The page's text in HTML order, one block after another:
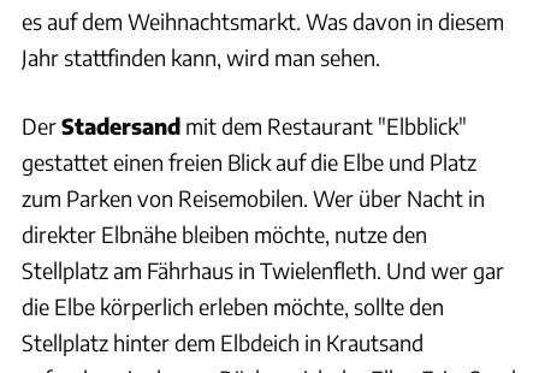
es auf dem Weihnachtsmarkt. Was davon in diesem
Jahr stattfinden kann, wird man sehen.
DerStadersand mit dem Restaurant "Elbblick"
gestattet einen freien Blick auf die Elbe und Platz
zum Parken von Reisemobilen. Wer über Nacht in
direkter Elbnähe bleiben möchte, nutze den
Stellplatz am Fährhaus in Twielenfleth. Und wer gar
die Elbe körperlich erleben möchte, sollte den
Stellplatz hinter dem Elbdeich in Krautsand